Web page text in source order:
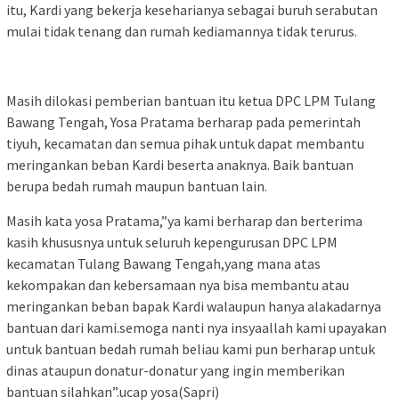
itu, Kardi yang bekerja keseharianya sebagai buruh serabutan
mulai tidak tenang dan rumah kediamannya tidak terurus.
Masih dilokasi pemberian bantuan itu ketua DPC LPM Tulang
Bawang Tengah, Yosa Pratama berharap pada pemerintah
tiyuh, kecamatan dan semua pihak untuk dapat membantu
meringankan beban Kardi beserta anaknya. Baik bantuan
berupa bedah rumah maupun bantuan lain.
Masih kata yosa Pratama,”ya kami berharap dan berterima
kasih khususnya untuk seluruh kepengurusan DPC LPM
kecamatan Tulang Bawang Tengah,yang mana atas
kekompakan dan kebersamaan nya bisa membantu atau
meringankan beban bapak Kardi walaupun hanya alakadarnya
bantuan dari kami.semoga nanti nya insyaallah kami upayakan
untuk bantuan bedah rumah beliau kami pun berharap untuk
dinas ataupun donatur-donatur yang ingin memberikan
bantuan silahkan”.ucap yosa(Sapri)